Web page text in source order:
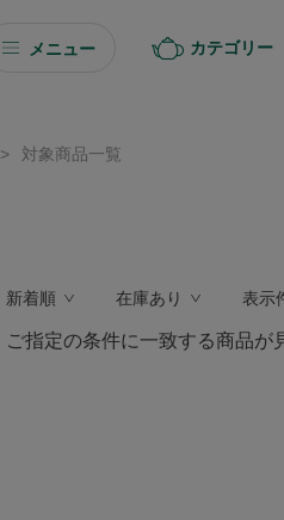
メニュー カテゴリー
> 対象商品一覧
新着順 在庫あり 表示
ご指定の条件に一致する商品が